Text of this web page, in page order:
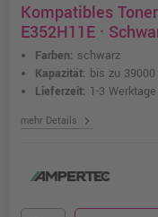
Kompatibles
E352H11E ·
Farben: schwarz
Kapazität: bis zu
Lieferzeit: 1-3 Werktage
mehr Details chevron_right